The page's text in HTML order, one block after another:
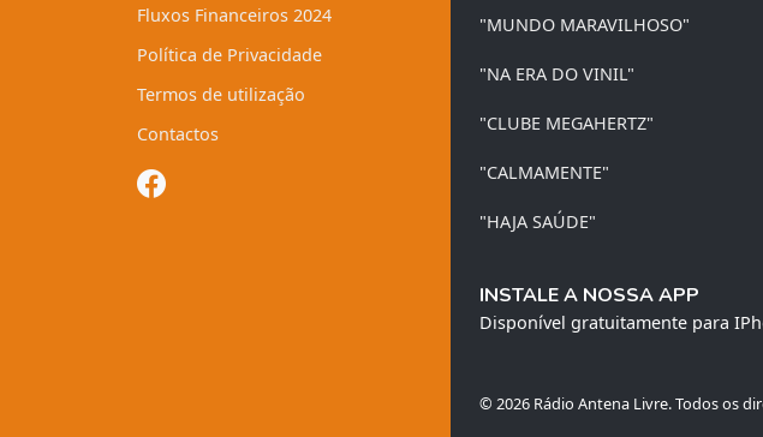
Fluxos Financeiros 2024
Política de Privacidade
Termos de utilização
Contactos
"MUNDO MARAVILHOSO"
"NA ERA DO VINIL"
"CLUBE MEGAHERTZ"
"CALMAMENTE"
"HAJA SAÚDE"
INSTALE A NOSSA APP
Disponível gratuitamente para
© 2026 Rádio Antena Livre. Todos os